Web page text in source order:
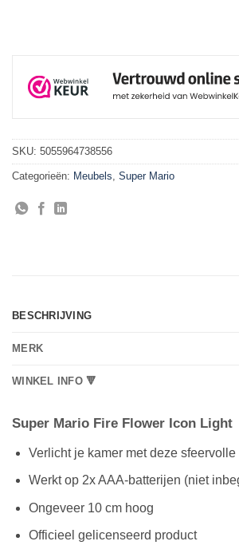
SKU: 5055964738556
Categorieën: Meubels Super Mario
BESCHRIJVING
MERK
WINKEL INFO 🔻
Super Mario Fire Flower Icon Light
Verlicht je kamer met deze
Werkt op 2x AAA-batterijen (niet
Ongeveer 10 cm hoog
Officieel gelicenseerd product